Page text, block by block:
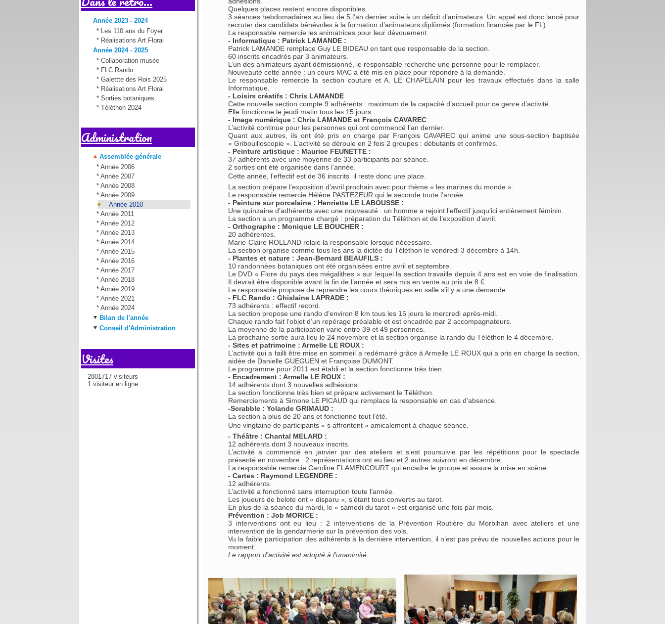
Année 2023 - 2024
*
Les 110 ans du Foyer
* Réalisations Art Floral
Année 2024 - 2025
* Collaboration musée
* FLC Rando
* Galettte des Rois 2025
* Réalisations Art Floral
* Sorties botaniques
* Téléthon 2024
Administration
Assemblée générale
* Année 2006
* Année 2007
* Année 2008
* Année 2009
Année 2010
* Année 2011
* Année 2012
* Année 2013
* Année 2014
* Année 2015
* Année 2016
* Année 2017
* Année 2018
* Année 2019
* Année 2021
* Année 2024
Bilan de l'année
Conseil d'Administration
Visites
2801717 visiteurs
1 visiteur en ligne
Quelques places restent encore disponibles.
3 séances hebdomadaires au lieu de 5 l’an dernier suite à un déficit d’animateurs. Un appel est donc lancé pour
recruter des candidats bénévoles à la formation d’animateurs diplômés (formation financée par le FL).
La responsable remercie les animatrices pour leur dévouement.
- Informatique : Patrick LAMANDE :
Patrick LAMANDE remplace Guy LE BIDEAU en tant que responsable de la section.
60 inscrits encadrés par 3 animateurs.
L’un des animateurs ayant démissionné, le responsable recherche une personne pour le remplacer.
Nouveauté cette année : un cours MAC a été mis en place pour répondre à la demande.
Le responsable remercie la section couture et A. LE CHAPELAIN pour les travaux effectués dans la salle
Informatique.
- Loisirs créatifs : Chris LAMANDE
Cette nouvelle section compte 9 adhérents : maximum de la capacité d’accueil pour ce genre d’activité.
Elle fonctionne le jeudi matin tous les 15 jours.
- Image numérique : Chris LAMANDE et François CAVAREC
L’activité continue pour les personnes qui ont commencé l’an dernier.
Quant aux autres, ils ont été pris en charge par François CAVAREC qui anime une sous-section baptisée
« Gribouilloscopie ». L’activité se déroule en 2 fois 2 groupes : débutants et confirmés.
- Peinture artistique : Maurice FEUNETTE :
37 adhérents avec une moyenne de 33 participants par séance.
2 sorties ont été organisée dans l’année.
Cette année, l’effectif est de 36 inscrits  il reste donc une place.
La section prépare l’exposition d’avril prochain avec pour thème « les marines du monde ».
Le responsable remercie Hélène PASTEZEUR qui le seconde toute l’année.
- Peinture sur porcelaine : Henriette LE LABOUSSE :
Une quinzaine d’adhérents avec une nouveauté : un homme a rejoint l’effectif jusqu’ici entièrement féminin.
La section a un programme chargé : préparation du Téléthon et de l’exposition d’avril.
- Orthographe : Monique LE BOUCHER :
20 adhérentes.
Marie-Claire ROLLAND relaie la responsable lorsque nécessaire.
La section organise comme tous les ans la dictée du Téléthon le vendredi 3 décembre à 14h.
- Plantes et nature : Jean-Bernard BEAUFILS :
10 randonnées botaniques ont été organisées entre avril et septembre.
Le DVD « Flore du pays des mégalithes » sur lequel la section travaille depuis 4 ans est en voie de finalisation.
Il devrait être disponible avant la fin de l’année et sera mis en vente au prix de 8 €.
Le responsable propose de reprendre les cours théoriques en salle s’il y a une demande.
- FLC Rando : Ghislaine LAPRADE :
73 adhérents : effectif record.
La section propose une rando d’environ 8 km tous les 15 jours le mercredi après-midi.
Chaque rando fait l’objet d’un repérage préalable et est encadrée par 2 accompagnateurs.
La moyenne de la participation varie entre 39 et 49 personnes.
La prochaine sortie aura lieu le 24 novembre et la section organise la rando du Téléthon le 4 décembre.
- Sites et patrimoine : Armelle LE ROUX :
L’activité qui a failli être mise en sommeil a redémarré grâce à Armelle LE ROUX qui a pris en charge la section,
aidée de Danielle GUEGUEN et Françoise DUMONT.
Le programme pour 2011 est établi et la section fonctionne très bien.
- Encadrement : Armelle LE ROUX :
14 adhérents dont 3 nouvelles adhésions.
La section fonctionne très bien et prépare activement le Téléthon.
Remerciements à Simone LE PICAUD qui remplace la responsable en cas d’absence.
-Scrabble : Yolande GRIMAUD :
La section a plus de 20 ans et fonctionne tout l’été.
Une vingtaine de participants « s affrontent » amicalement à chaque séance.
- Théâtre : Chantal MELARD :
12 adhérents dont 3 nouveaux inscrits.
L’activité a commencé en janvier par des ateliers et s’est poursuivie par les répétitions pour le spectacle
présenté en novembre : 2 représentations ont eu lieu et 2 autres suivront en décembre.
La responsable remercie Caroline FLAMENCOURT qui encadre le groupe et assure la mise en scène.
- Cartes : Raymond LEGENDRE :
12 adhérents.
L’activité a fonctionné sans interruption toute l’année.
Les joueurs de belote ont « disparu », s’étant tous convertis au tarot.
En plus de la séance du mardi, le « samedi du tarot » est organisé une fois par mois.
Prévention : Job MORICE :
3 interventions ont eu lieu : 2 interventions de la Prévention Routière du Morbihan avec ateliers et une
intervention de la gendarmerie sur la prévention des vols.
Vu la faible participation des adhérents à la dernière intervention, il n’est pas prévu de nouvelles actions pour le
moment.
Le rapport d’activité est adopté à l’unanimité.